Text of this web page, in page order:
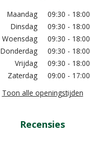
Maandag
09:30 - 18:00
Dinsdag
09:30 - 18:00
Woensdag
09:30 - 18:00
Donderdag
09:30 - 18:00
Vrijdag
09:30 - 18:00
Zaterdag
09:00 - 17:00
Toon alle openingstijden
Recensies